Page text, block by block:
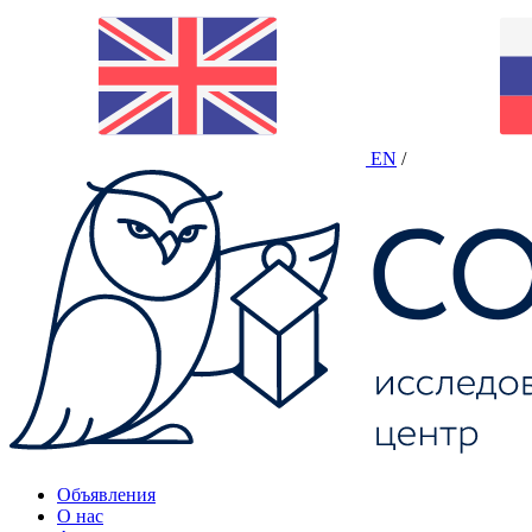
EN /
Объявления
О нас